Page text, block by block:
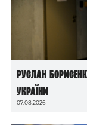
Руслан
України
07.08.2026